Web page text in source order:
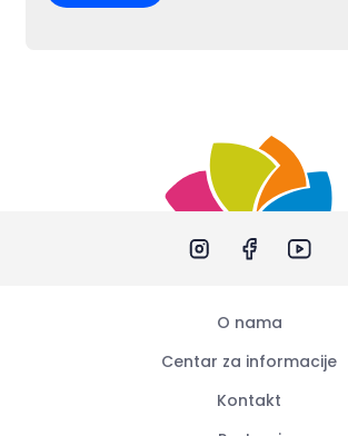
O nama
Centar za informacije
Kontakt